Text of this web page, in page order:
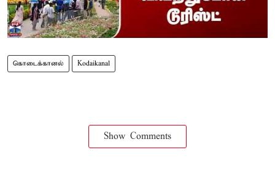
கொடைக்கானல் Kodaikanal
Show Comments